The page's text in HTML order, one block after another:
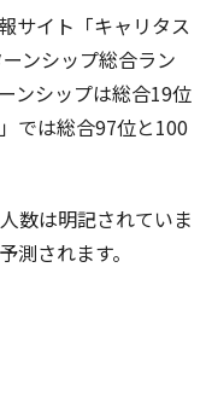
サイト「キャリタス
ンシップ総合ラン
ンシップは総合19位
では総合97位と100
数は明記されていま
測されます。